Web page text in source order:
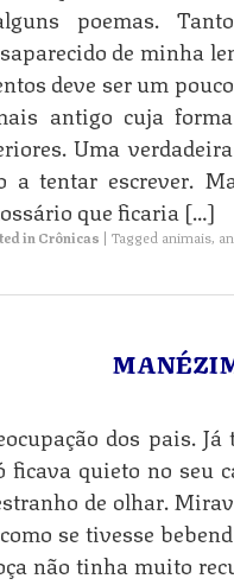
poemas.
de minha
deve ser um
antigo cuja
Uma
a tentar escrever.
que ficaria […]
in Crônicas | Tagged animais,
dos pais.
ficava quieto no seu
de olhar.
se tivesse
não tinha muito